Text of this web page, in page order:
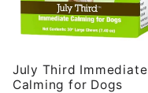
ή
:
July Third Immediate
Calming for Dogs